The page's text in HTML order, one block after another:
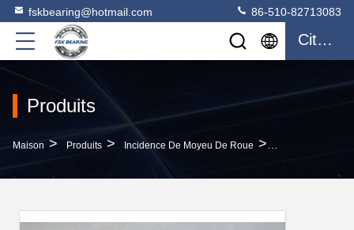
fskbearing@hotmail.com 86-510-82713083
Citation
Produits
Maison > Produits > Incidence De Moyeu De Roue >